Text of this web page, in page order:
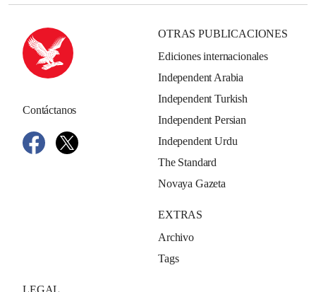
Contáctanos
OTRAS PUBLICACIONES
Ediciones internacionales
Independent Arabia
Independent Turkish
Independent Persian
Independent Urdu
The Standard
Novaya Gazeta
EXTRAS
Archivo
Tags
LEGAL